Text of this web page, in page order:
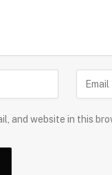
and website in this